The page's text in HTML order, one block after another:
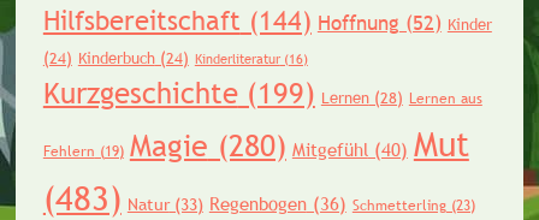
Hilfsbereitschaft (144) Hoffnung (52) Kinder
(24) Kinderbuch(24) Kinderliteratur(16)
Kurzgeschichte(199) Lernen(28) Lernen aus
Fehlern (19) Magie (280) Mitgefühl(40) Mut
(483) Natur(33) Regenbogen(36) Schmetterling(23)